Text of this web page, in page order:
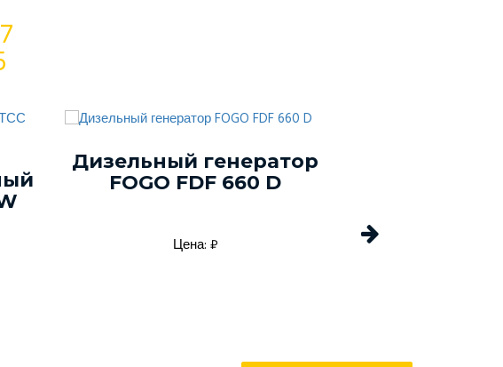
Дизельный генератор
FOGO FDF 660 D
Цена: ₽